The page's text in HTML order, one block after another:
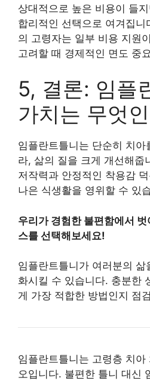
상대적으로 높은 비용이 들
합리적인 선택으로 여겨집
의 고령자는 일부 비용 지원
고려할 때 경제적인 면도 중
5, 결론: 임플
가치는 무엇
임플란트틀니는 단순히 치아
라, 삶의 질을 크게 개선해줍
저작력과 안정적인 착용감
나은 식생활을 영위할 수 있
우리가 경험한 불편함에서
스를 선택해보세요!
임플란트틀니가 여러분의 삶
화시킬 수 있습니다. 충분한
게 가장 적합한 방법인지 점
임플란트틀니는 고령층 치
오입니다. 불편한 틀니 대신